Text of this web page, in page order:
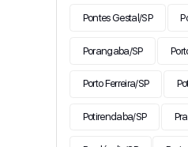
Pontes Gestal/SP
Porangaba/SP
Porto Ferreira/SP
Potirendaba/SP